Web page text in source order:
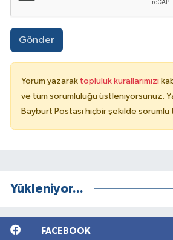
Gönder
Yorum yazarak topluluk kurallarımızı
ve tüm sorumluluğu üstleniyorsunuz.
Bayburt Postası hiçbir şekilde
Yükleniyor...
FACEBOOK